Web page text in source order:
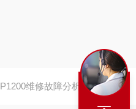
维修故障分析处理